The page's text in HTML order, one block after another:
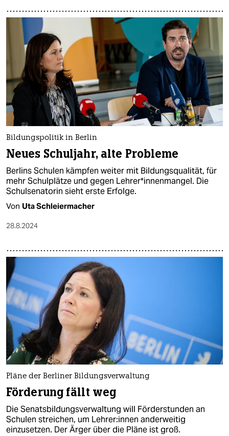
Bildungspolitik in Berlin
Neues Schuljahr, alte Probleme
Berlins Schulen kämpfen weiter mit Bildungsqualität, für
mehr Schulplätze und gegen Lehrer*innenmangel. Die
Schulsenatorin sieht erste Erfolge.
Von Uta Schleiermacher
28.8.2024
Pläne der Berliner Bildungsverwaltung
Förderung fällt weg
Die Senatsbildungsverwaltung will Förderstunden an
Schulen streichen, um Leh­re­r:in­nen anderweitig
einzusetzen. Der Ärger über die Pläne ist groß.